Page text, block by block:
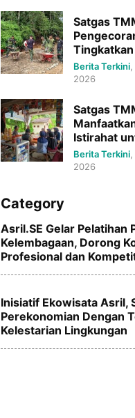
Satgas
Masyarakat
Berita Terkini
2026
Satgas
Istirahat
dengan
UNP
Berita Terkini
2026
Category
Asril.SE Gelar Pelatihan
Kelembagaan, Dorong
Profesional dan
Inisiatif Ekowisata Asril,
Perekonomian Dengan
Kelestarian Lingkungan